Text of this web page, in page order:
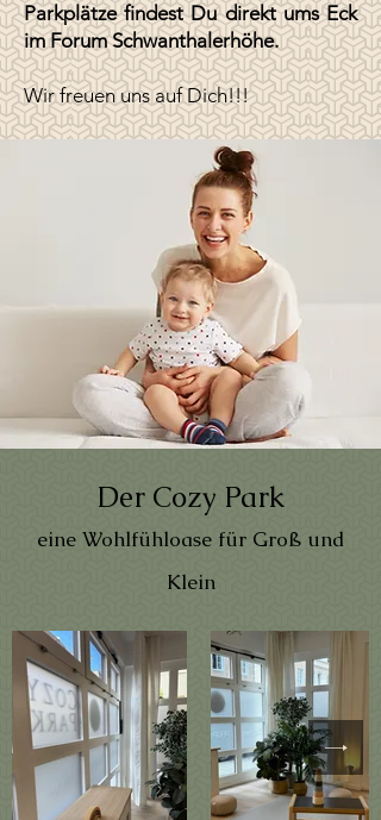
Parkplätze findest Du direkt ums Eck
im Forum Schwanthalerhöhe.
Wir freuen uns auf Dich!!!
Der Cozy Park
eine Wohlfühloase für Groß und
Klein